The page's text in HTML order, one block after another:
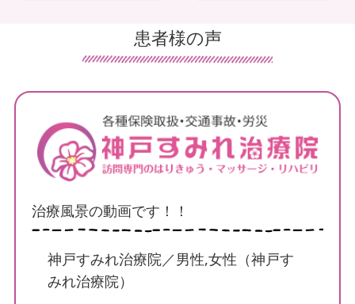
患者様の声
治療風景の動画です！！
神戸すみれ治療院／男性,女性（神戸す
みれ治療院）
ておりますので、病状や家族の状況によって通院が難
しい方もご負担なく治療をうけていただけます。
ハビリでは慢性化した身体の痛みを軽減し少しずつで
もできることを増やしていき、効果を期待することが
できます。患者様はもちろんのこと一緒に生活してい
る、ご家族様と関係者様の笑顔も増えるようお手伝い
をさせていただくことがもっとも大切なことと考えて
います。
ご家族に充実した治療を受けさせてあげたいと考える
方も、神戸すみれ治療院にお任せ下さい。